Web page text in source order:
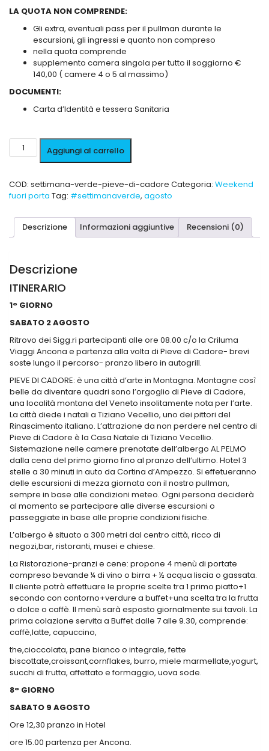
LA QUOTA NON COMPRENDE:
Gli extra, eventuali pass per il pullman durante le
escursioni, gli ingressi e quanto non compreso
nella quota comprende
supplemento camera singola per tutto il soggiorno €
140,00 ( camere 4 o 5 al massimo)
DOCUMENTI:
Carta d’Identità e tessera Sanitaria
Aggiungi al carrello
COD: settimana-verde-pieve-di-cadore Categoria: Weekend
fuori porta Tag: #settimanaverde, agosto
Descrizione Informazioni aggiuntive Recensioni (0)
Descrizione
ITINERARIO
1° GIORNO
SABATO 2 AGOSTO
Ritrovo dei Sigg.ri partecipanti alle ore 08.00 c/o la Criluma
Viaggi Ancona e partenza alla volta di Pieve di Cadore- brevi
soste lungo il percorso- pranzo libero in autogrill.
PIEVE DI CADORE: è una città d’arte in Montagna. Montagne così
belle da diventare quadri sono l’orgoglio di Pieve di Cadore,
una località montana del Veneto insolitamente nota per l’arte.
La città diede i natali a Tiziano Vecellio, uno dei pittori del
Rinascimento italiano. L’attrazione da non perdere nel centro di
Pieve di Cadore è la Casa Natale di Tiziano Vecellio.
Sistemazione nelle camere prenotate dell’albergo AL PELMO
dalla cena del primo giorno fino al pranzo dell’ultimo. Hotel 3
stelle a 30 minuti in auto da Cortina d’Ampezzo. Si effetueranno
delle escursioni di mezza giornata con il nostro pullman,
sempre in base alle condizioni meteo. Ogni persona deciderà
al momento se partecipare alle diverse escursioni o
passeggiate in base alle proprie condizioni fisiche.
L’albergo è situato a 300 metri dal centro città, ricco di
negozi,bar, ristoranti, musei e chiese.
La Ristorazione-pranzi e cene: propone 4 menù di portate
compreso bevande ¼ di vino o birra + ½ acqua liscia o gassata.
Il cliente potrà effettuare le proprie scelte tra 1 primo piatto+1
secondo con contorno+verdure a buffet+una scelta tra la frutta
o dolce o caffè. Il menù sarà esposto giornalmente sui tavoli. La
prima colazione servita a Buffet dalle 7 alle 9.30, comprende:
caffè,latte, capuccino,
the,cioccolata, pane bianco o integrale, fette
biscottate,croissant,cornflakes, burro, miele marmellate,yogurt,
succhi di frutta, affettato e formaggio, uova sode.
8° GIORNO
SABATO 9 AGOSTO
Ore 12,30 pranzo in Hotel
ore 15.00 partenza per Ancona.